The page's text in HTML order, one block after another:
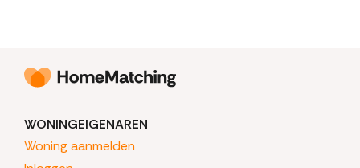
WONINGEIGENAREN
Woning aanmelden